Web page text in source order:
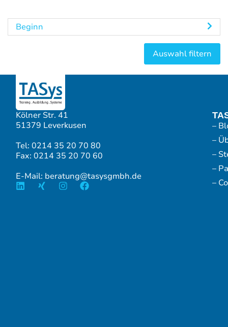
Beginn
Kölner Str. 41
51379 Leverkusen
Tel: 0214 35 20 70 80
Fax: 0214 35 20 70 60
E-Mail: beratung@tasysgmbh.de
–
–
–
–
–